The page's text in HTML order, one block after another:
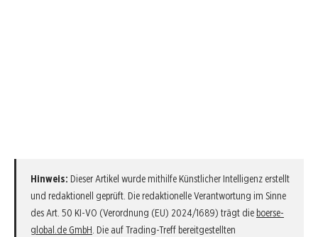
Hinweis: Dieser Artikel wurde mithilfe Künstlicher Intelligenz erstellt
und redaktionell geprüft. Die redaktionelle Verantwortung im Sinne
des Art. 50 KI-VO (Verordnung (EU) 2024/1689) trägt die boerse-
global.de GmbH . Die auf Trading-Treff bereitgestellten